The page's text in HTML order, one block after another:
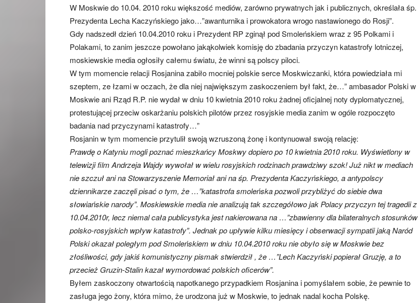
W Moskwie do 10.04. 2010 roku większość mediów, zarówno prywatnych jak i publicznych, określała śp.
Prezydenta Lecha Kaczyńskiego jako…”awanturnika i prowokatora wrogo nastawionego do Rosji”.
Gdy nadszedł dzień 10.04.2010 roku i Prezydent RP zginął pod Smoleńskiem wraz z 95 Polkami i
Polakami, to zanim jeszcze powołano jakąkolwiek komisję do zbadania przyczyn katastrofy lotniczej,
moskiewskie media ogłosiły całemu światu, że winni są polscy piloci.
W tym momencie relacji Rosjanina zabiło mocniej polskie serce Moskwiczanki, która powiedziała mi
szeptem, ze łzami w oczach, że dla niej największym zaskoczeniem był fakt, że…” ambasador Polski w
Moskwie ani Rząd R.P. nie wydał w dniu 10 kwietnia 2010 roku żadnej oficjalnej noty dyplomatycznej,
protestującej przeciw oskarżaniu polskich pilotów przez rosyjskie media zanim w ogóle rozpoczęto
badania nad przyczynami katastrofy…”
Rosjanin w tym momencie przytulił swoją wzruszoną żonę i kontynuował swoją relację:
Prawdę o Katyniu mogli poznać mieszkańcy Moskwy dopiero po 10 kwietnia 2010 roku. Wyświetlony w
telewizji film Andrzeja Wajdy wywołał w wielu rosyjskich rodzinach prawdziwy szok! Już nikt w mediach
nie szczuł ani na Stowarzyszenie Memoriał ani na śp. Prezydenta Kaczyńskiego, a antypolscy
dziennikarze zaczęli pisać o tym, że …”katastrofa smoleńska pozwoli przybliżyć do siebie dwa
słowiańskie narody”. Moskiewskie media nie analizują tak szczegółowo jak Polacy przyczyn tej tragedii z
10.04.2010r, lecz niemal cała publicystyka jest nakierowana na …”zbawienny dla bilateralnych stosunków
polsko-rosyjskich wpływ katastrofy”. Jednak po upływie kilku miesięcy i obserwacji sympatii jaką Naród
Polski okazał poległym pod Smoleńskiem w dniu 10.04.2010 roku nie obyło się w Moskwie bez
złośliwości, gdy jakiś komunistyczny pismak stwierdził , że …”Lech Kaczyński popierał Gruzję, a to
przecież Gruzin-Stalin kazał wymordować polskich oficerów”.
Byłem zaskoczony otwartością napotkanego przypadkiem Rosjanina i pomyślałem sobie, że pewnie to
zasługa jego żony, która mimo, że urodzona już w Moskwie, to jednak nadal kocha Polskę.